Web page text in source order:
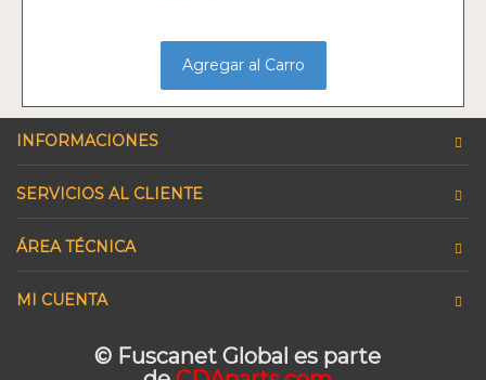
Agregar al Carro
INFORMACIONES
SERVICIOS AL CLIENTE
ÁREA TÉCNICA
MI CUENTA
© Fuscanet Global es parte